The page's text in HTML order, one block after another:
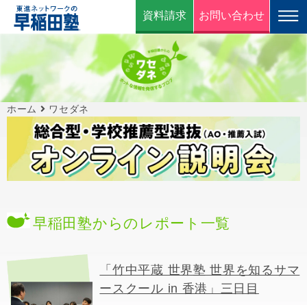
資料請求 お問い合わせ
ホーム ワセダネ
早稲田塾からのレポート一覧
「竹中平蔵 世界塾 世界を知るサマ
ースクール in 香港」三日目